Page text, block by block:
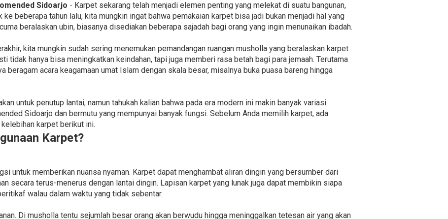
Sidoarjo - Karpet sekarang telah menjadi elemen penting yang melekat di suatu bangunan,
beberapa tahun lalu, kita mungkin ingat bahwa pemakaian karpet bisa jadi bukan menjadi hal yang
beralaskan ubin, biasanya disediakan beberapa sajadah bagi orang yang ingin menunaikan ibadah.
kita mungkin sudah sering menemukan pemandangan ruangan musholla yang beralaskan karpet
tidak hanya bisa meningkatkan keindahan, tapi juga memberi rasa betah bagi para jemaah. Terutama
beragam acara keagamaan umat Islam dengan skala besar, misalnya buka puasa bareng hingga
untuk penutup lantai, namun tahukah kalian bahwa pada era modern ini makin banyak variasi
Sidoarjo dan bermutu yang mempunyai banyak fungsi. Sebelum Anda memilih karpet, ada
karpet berikut ini.
Karpet?
untuk memberikan nuansa nyaman. Karpet dapat menghambat aliran dingin yang bersumber dari
secara terus-menerus dengan lantai dingin. Lapisan karpet yang lunak juga dapat membikin siapa
walau dalam waktu yang tidak sebentar.
Di musholla tentu sejumlah besar orang akan berwudu hingga meninggalkan tetesan air yang akan